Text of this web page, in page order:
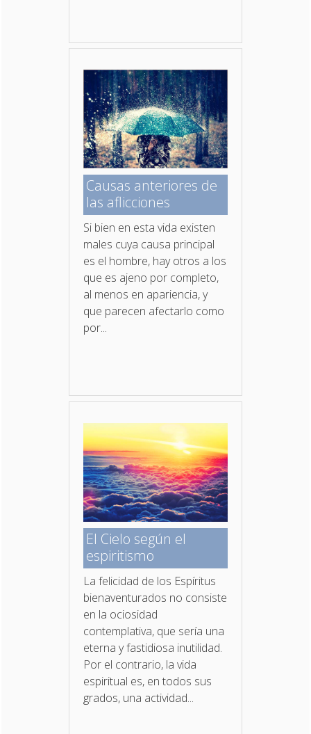
Causas anteriores de
las aflicciones
Si bien en esta vida existen
males cuya causa principal
es el hombre, hay otros a los
que es ajeno por completo,
al menos en apariencia, y
que parecen afectarlo como
por...
El Cielo según el
espiritismo
La felicidad de los Espíritus
bienaventurados no con­siste
en la ociosidad
contemplativa, que sería una
eterna y fastidiosa inutilidad.
Por el contrario, la vida
espiritual es, en todos sus
grados, una actividad...